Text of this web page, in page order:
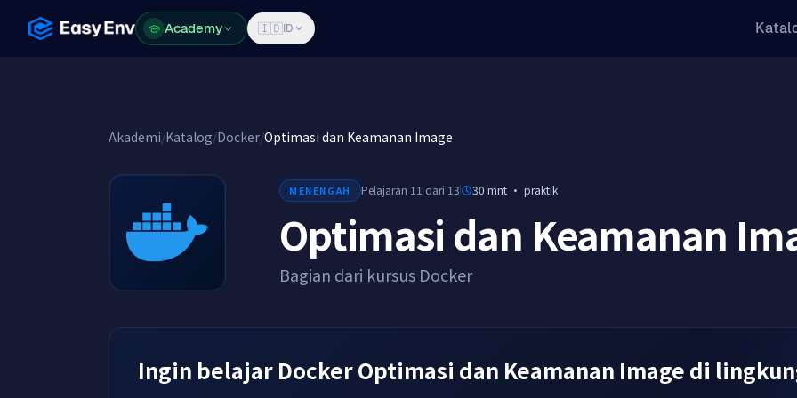
Academy
Academy 🇮🇩ID
Akademi/Katalog/Docker/Optimasi dan Keamanan Image
MENENGAH Pelajaran 11 dari 13 30 mnt· praktik
Optimasi dan Keamanan
Bagian dari kursus Docker
Ingin belajar Docker Optimasi dan Keamanan Image di